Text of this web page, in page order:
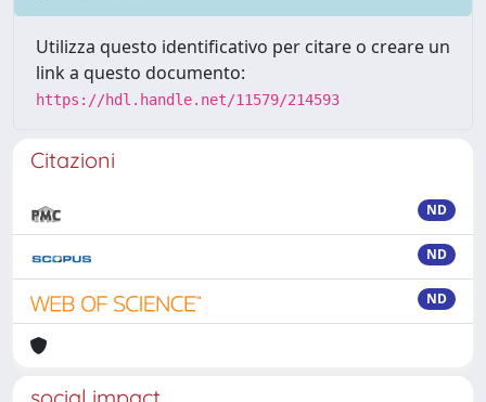
Utilizza questo identificativo per citare o creare un
link a questo documento:
https://hdl.handle.net/11579/214593
Citazioni
ND
ND
ND